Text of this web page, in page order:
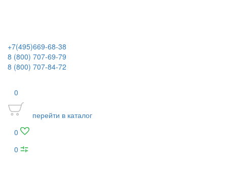
+7(495)669-68-38
8 (800) 707-69-79
8 (800) 707-84-72
0
перейти в каталог
0
0